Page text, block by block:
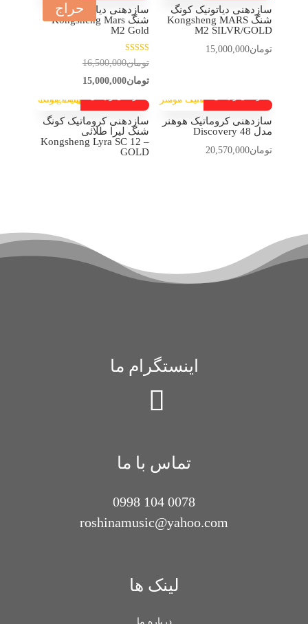
سازدهنی دیاتونیک کونگ
شنگ Kongsheng MARS
M2 SILVR/GOLD
تومان15,000,000
حراج
سازدهنی دیاتونیک کونگ
شنگ Kongsheng Mars
M2 Gold
نمره
5.00
از 5
تومان16,500,000قیمت
تومان16,500,000
بود.
تومان15,000,000
فعلی:
تومان15,000,000.
سازدهنی کروماتیک هوهنر
مدل Discovery 48
تومان20,570,000
سازدهنی کروماتیک کونگ
شنگ لیرا طلائی
Kongsheng Lyra SC 12 –
GOLD
اینستگرام ما
تماس با ما
0078 104 0998
roshinamusic@yahoo.com
لینک ها
درباره ما